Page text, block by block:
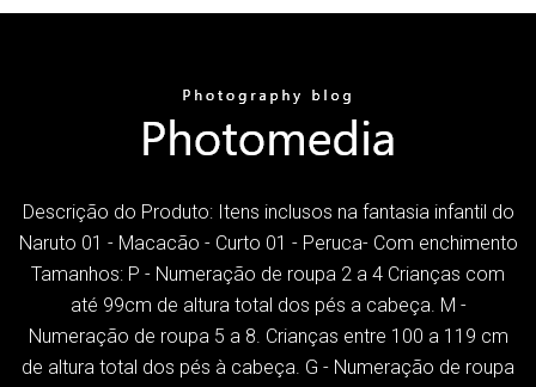
Descrição do Produto: Itens inclusos na fantasia infantil do
Naruto 01 - Macacão - Curto 01 - Peruca- Com enchimento
Tamanhos: P - Numeração de roupa 2 a 4 Crianças com
até 99cm de altura total dos pés a cabeça. M -
Numeração de roupa 5 a 8. Crianças entre 100 a 119 cm
de altura total dos pés à cabeça. G - Numeração de roupa